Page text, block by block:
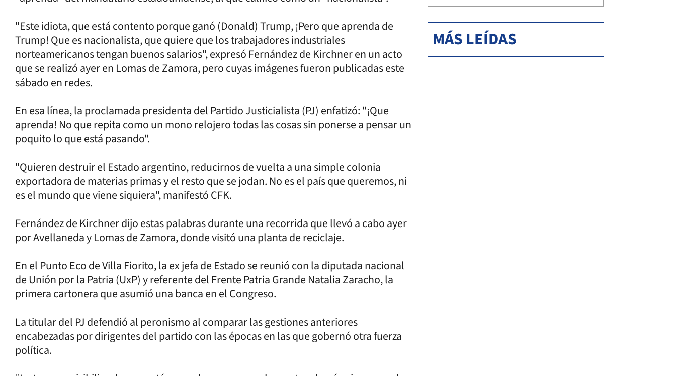
"Este idiota, que está contento porque ganó (Donald) Trump, ¡Pero que aprenda de
Trump! Que es nacionalista, que quiere que los trabajadores industriales
norteamericanos tengan buenos salarios", expresó Fernández de Kirchner en un acto
que se realizó ayer en Lomas de Zamora, pero cuyas imágenes fueron publicadas este
sábado en redes.
En esa línea, la proclamada presidenta del Partido Justicialista (PJ) enfatizó: "¡Que
aprenda! No que repita como un mono relojero todas las cosas sin ponerse a pensar un
poquito lo que está pasando".
"Quieren destruir el Estado argentino, reducirnos de vuelta a una simple colonia
exportadora de materias primas y el resto que se jodan. No es el país que queremos, ni
es el mundo que viene siquiera", manifestó CFK.
Fernández de Kirchner dijo estas palabras durante una recorrida que llevó a cabo ayer
por Avellaneda y Lomas de Zamora, donde visitó una planta de reciclaje.
En el Punto Eco de Villa Fiorito, la ex jefa de Estado se reunió con la diputada nacional
de Unión por la Patria (UxP) y referente del Frente Patria Grande Natalia Zaracho, la
primera cartonera que asumió una banca en el Congreso.
La titular del PJ defendió al peronismo al comparar las gestiones anteriores
encabezadas por dirigentes del partido con las épocas en las que gobernó otra fuerza
política.
MÁS LEÍDAS